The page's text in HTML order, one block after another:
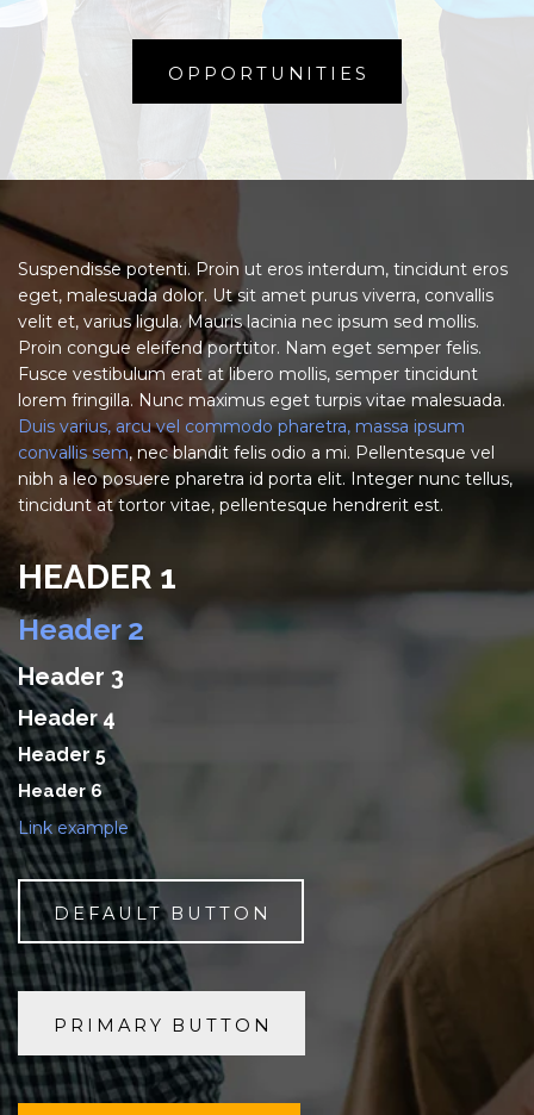
OPPORTUNITIES
Suspendisse potenti. Proin ut eros interdum, tincidunt eros
eget, malesuada dolor. Ut sit amet purus viverra, convallis
velit et, varius ligula. Mauris lacinia nec ipsum sed mollis.
Proin congue eleifend porttitor. Nam eget semper felis.
Fusce vestibulum erat at libero mollis, semper tincidunt
lorem fringilla. Nunc maximus eget turpis vitae malesuada.
Duis varius, arcu vel commodo pharetra, massa ipsum
convallis sem, nec blandit felis odio a mi. Pellentesque vel
nibh a leo posuere pharetra id porta elit. Integer nunc tellus,
tincidunt at tortor vitae, pellentesque hendrerit est.
HEADER 1
Header 2
Header 3
Header 4
Header 5
Header 6
Link example
DEFAULT BUTTON
PRIMARY BUTTON